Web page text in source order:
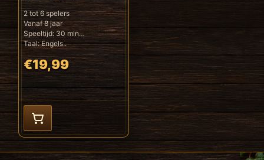
2 tot 6 spelers
Vanaf 8 jaar
Speeltijd: 30 min
Taal: Engels..
€19,99